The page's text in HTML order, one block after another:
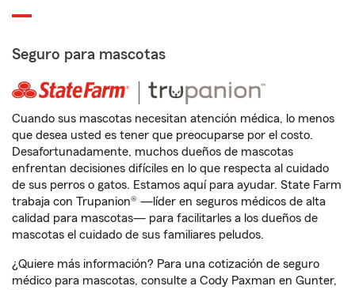
Seguro para mascotas
Cuando sus mascotas necesitan atención médica, lo menos
que desea usted es tener que preocuparse por el costo.
Desafortunadamente, muchos dueños de mascotas
enfrentan decisiones difíciles en lo que respecta al cuidado
de sus perros o gatos. Estamos aquí para ayudar. State Farm
trabaja con Trupanion® —líder en seguros médicos de alta
calidad para mascotas— para facilitarles a los dueños de
mascotas el cuidado de sus familiares peludos.
¿Quiere más información? Para una cotización de seguro
médico para mascotas, consulte a Cody Paxman en Gunter,